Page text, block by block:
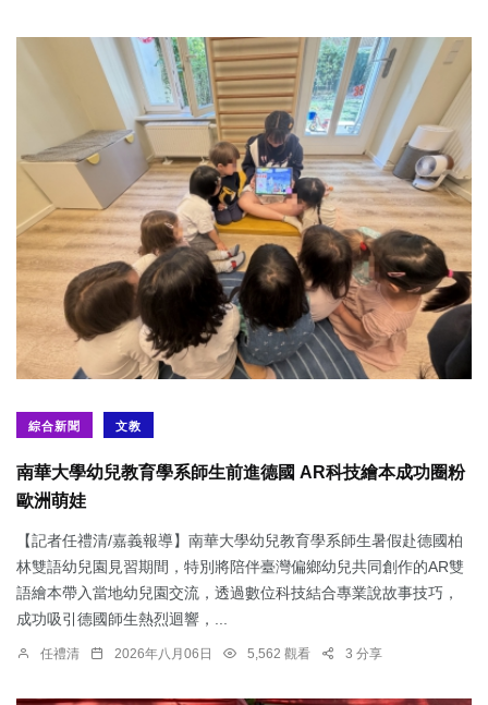
綜合新聞 文教
南華大學幼兒教育學系師生前進德國 AR科技繪本成功圈粉
歐洲萌娃
【記者任禮清/嘉義報導】南華大學幼兒教育學系師生暑假赴德國柏
林雙語幼兒園見習期間，特別將陪伴臺灣偏鄉幼兒共同創作的AR雙
語繪本帶入當地幼兒園交流，透過數位科技結合專業說故事技巧，
成功吸引德國師生熱烈迴響，...
任禮清 2026年八月06日 5,562 觀看 3 分享